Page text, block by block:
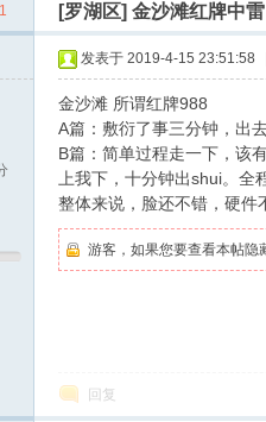
› ›
[罗湖区] 金沙滩红牌中雷
发表于 2019-4-15 23:51:58
金沙滩 所谓红牌988
A篇：敷衍了事三分钟，出
B篇：简单过程走一下，该
上我下，十分钟出shui。全
整体来说，脸还不错，硬件
游客，如果您要查看本帖隐
回复